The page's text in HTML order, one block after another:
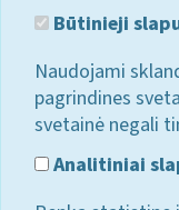
Būtinieji
Naudojami
pagrindines
svetainė negali
Analitiniai